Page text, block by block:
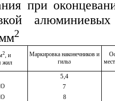
при
2
2, и
жил
Маркировка наконечников и
гильз
5,4
7
8